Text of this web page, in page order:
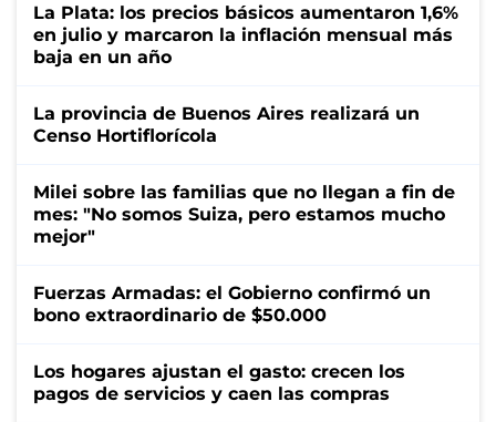
La Plata: los precios básicos aumentaron 1,6%
en julio y marcaron la inflación mensual más
baja en un año
La provincia de Buenos Aires realizará un
Censo Hortiflorícola
Milei sobre las familias que no llegan a fin de
mes: "No somos Suiza, pero estamos mucho
mejor"
Fuerzas Armadas: el Gobierno confirmó un
bono extraordinario de $50.000
Los hogares ajustan el gasto: crecen los
pagos de servicios y caen las compras